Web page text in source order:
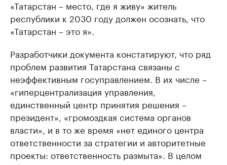
«Татарстан – место, где я живу» житель
республики к 2030 году должен осознать, что
«Татарстан – это я».
Разработчики документа констатируют, что ряд
проблем развития Татарстана связаны с
неэффективным госуправлением. В их числе –
«гиперцентрализация управления,
единственный центр принятия решения –
президент», «громоздкая система органов
власти», и в то же время «нет единого центра
ответственности за стратегии и авторитетные
проекты: ответственность размыта». В целом